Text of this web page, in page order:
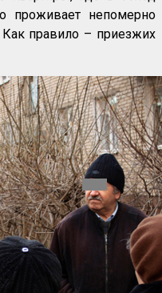
проживает непомерно
правило – приезжих